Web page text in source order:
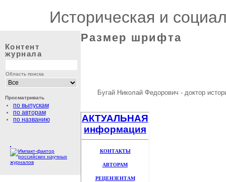
Историческая и
Контент
журнала
Область поиска
Просматривать
по выпускам
по авторам
по названию
Размер шрифта
Бугай Николай Федорович - доктор
АКТУАЛЬНАЯ
информация
КОНТАКТЫ
АВТОРАМ
РЕЦЕНЗЕНТАМ